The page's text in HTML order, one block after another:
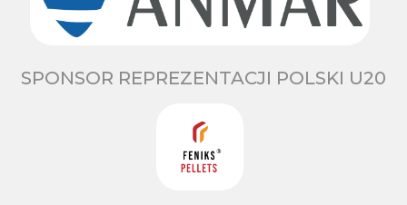
SPONSOR REPREZENTACJI POLSKI U20